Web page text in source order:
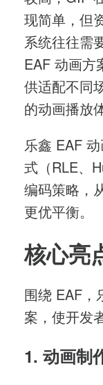
现简单，但
系统往往需
EAF 动画方
供适配不同
的动画播放
乐鑫 EAF
式（RLE、
编码策略，
更优平衡。
核心亮
围绕 EAF，
案，使开发
1. 动画制